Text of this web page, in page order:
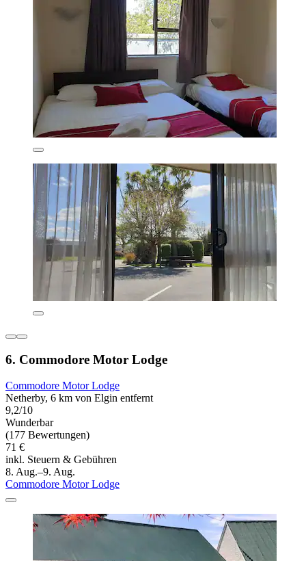
6. Commodore Motor Lodge
Commodore Motor Lodge
Netherby, 6 km von Elgin entfernt
9,2/10
Wunderbar
(177 Bewertungen)
71 €
inkl. Steuern & Gebühren
8. Aug.–9. Aug.
Commodore Motor Lodge